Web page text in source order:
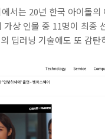
서는 20년 한국 아이돌의
가상 인물 중 11명이 최종
딥러닝 기술에도 또 감탄